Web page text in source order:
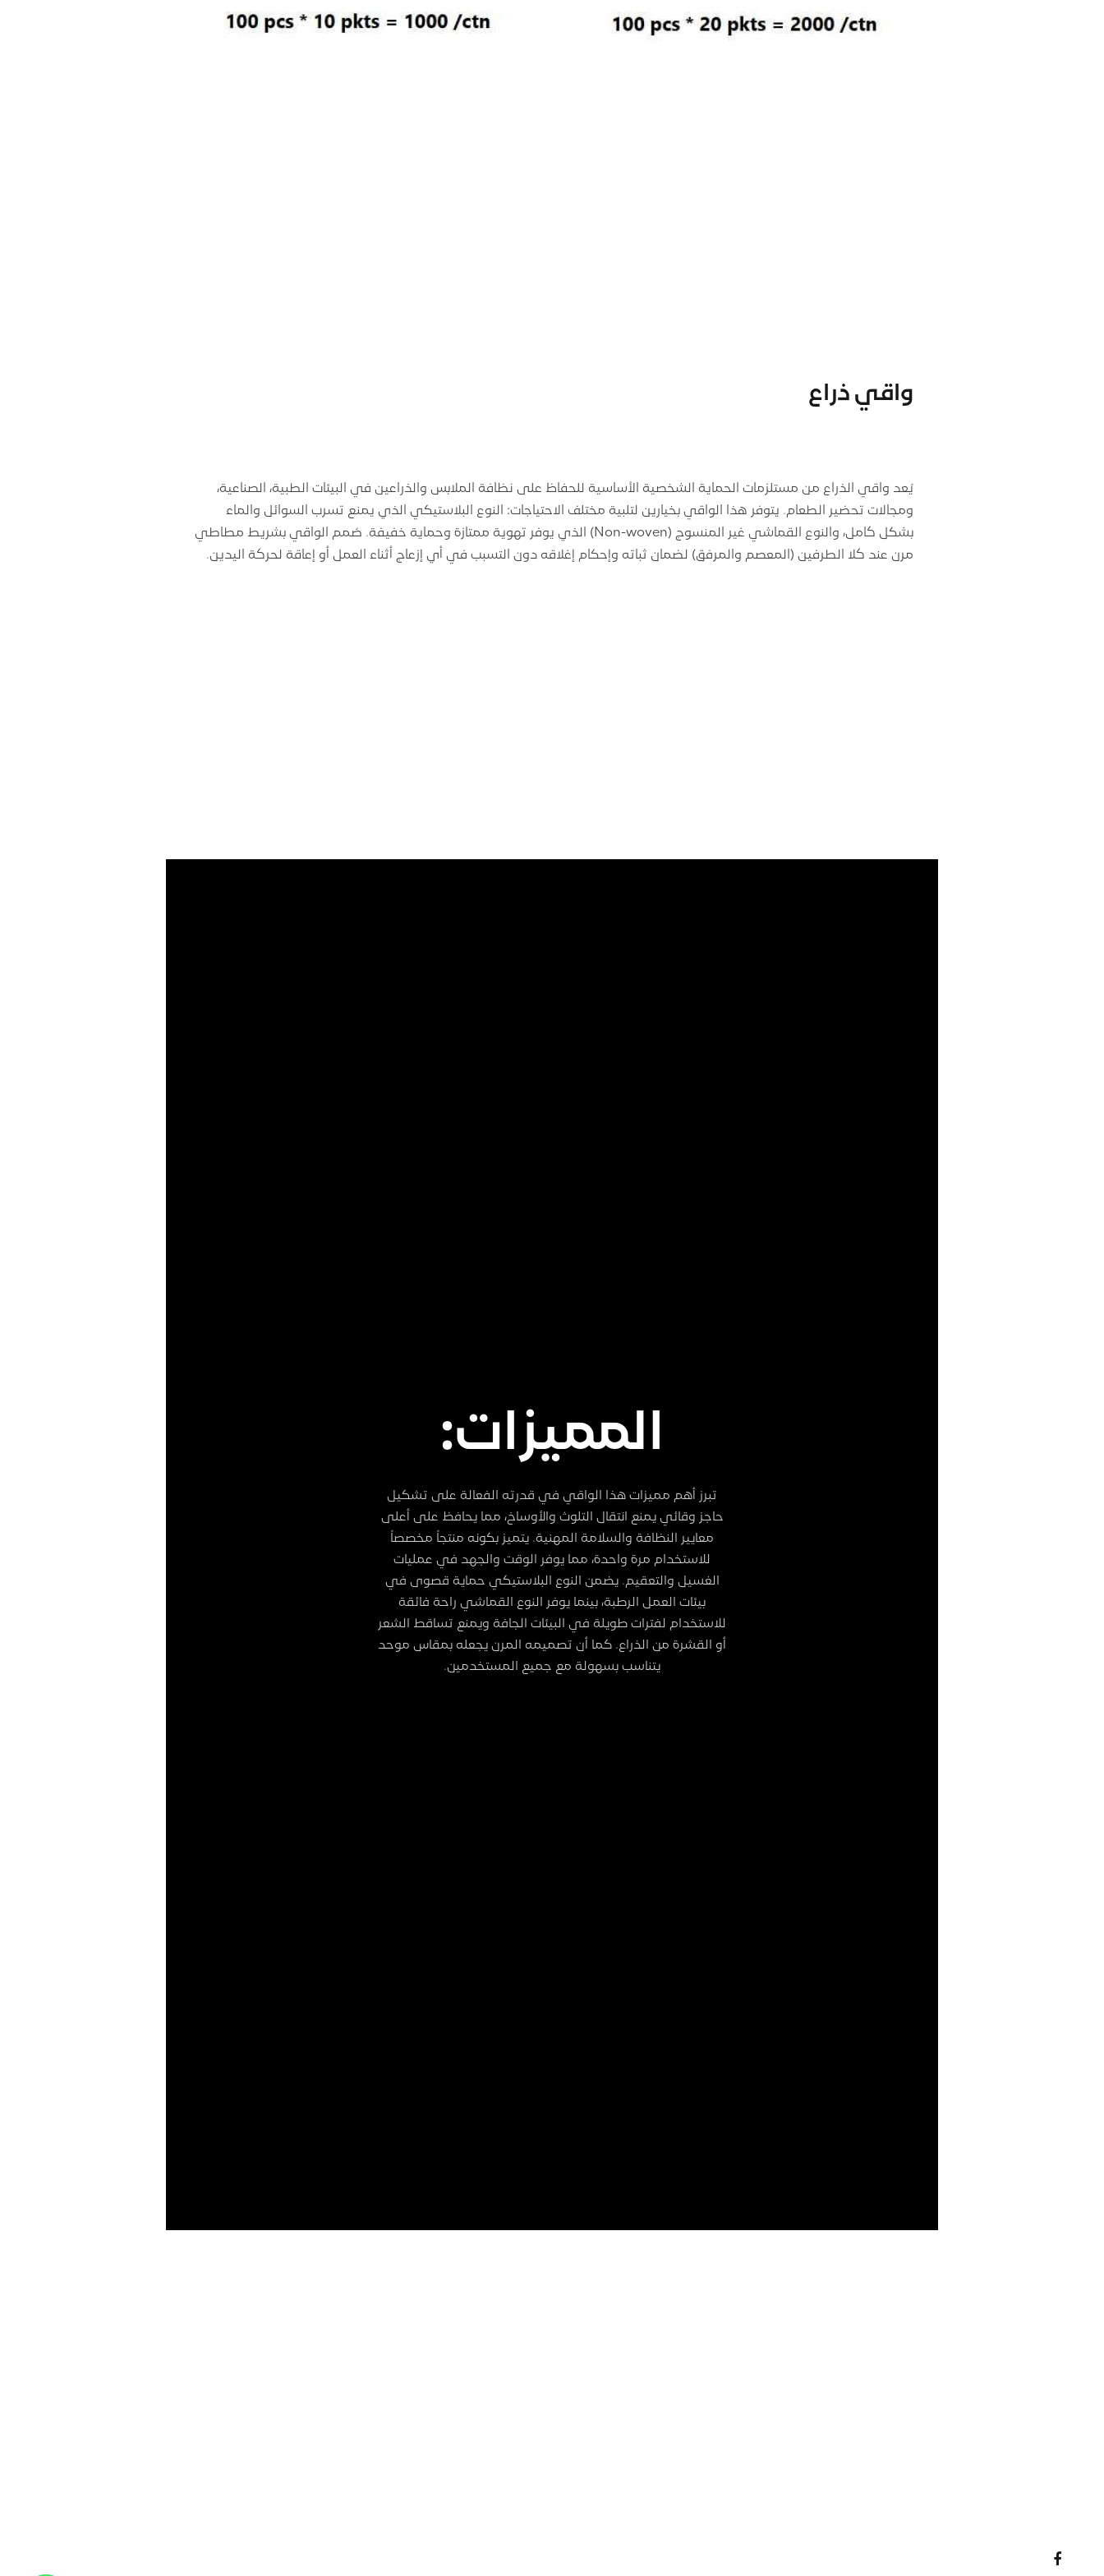
واقي ذراع
يُعد واقي الذراع من مستلزمات الحماية الشخصية الأساسية للحفاظ على نظافة الملابس والذراعين في البيئات الطبية، الصناعية،
ومجالات تحضير الطعام. يتوفر هذا الواقي بخيارين لتلبية مختلف الاحتياجات: النوع البلاستيكي الذي يمنع تسرب السوائل والماء
بشكل كامل، والنوع القماشي غير المنسوج (Non-woven) الذي يوفر تهوية ممتازة وحماية خفيفة. صُمم الواقي بشريط مطاطي
مرن عند كلا الطرفين (المعصم والمرفق) لضمان ثباته وإحكام إغلاقه دون التسبب في أي إزعاج أثناء العمل أو إعاقة لحركة اليدين.
المميزات:
تبرز أهم مميزات هذا الواقي في قدرته الفعالة على تشكيل
حاجز وقائي يمنع انتقال التلوث والأوساخ، مما يحافظ على أعلى
معايير النظافة والسلامة المهنية. يتميز بكونه منتجاً مخصصاً
للاستخدام مرة واحدة، مما يوفر الوقت والجهد في عمليات
الغسيل والتعقيم. يضمن النوع البلاستيكي حماية قصوى في
بيئات العمل الرطبة، بينما يوفر النوع القماشي راحة فائقة
للاستخدام لفترات طويلة في البيئات الجافة ويمنع تساقط الشعر
أو القشرة من الذراع. كما أن تصميمه المرن يجعله بمقاس موحد
يتناسب بسهولة مع جميع المستخدمين.